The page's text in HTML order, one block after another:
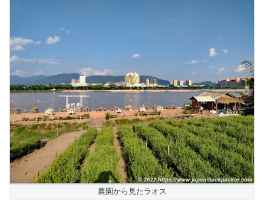
農園から見たラオス